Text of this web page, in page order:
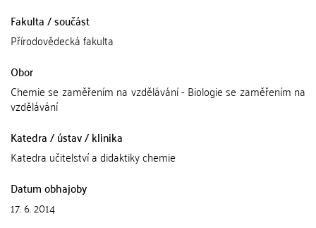
Fakulta / součást
Přírodovědecká fakulta
Obor
Chemie se zaměřením na vzdělávání - Biologie se zaměřením na
vzdělávání
Katedra / ústav / klinika
Katedra učitelství a didaktiky chemie
Datum obhajoby
17. 6. 2014